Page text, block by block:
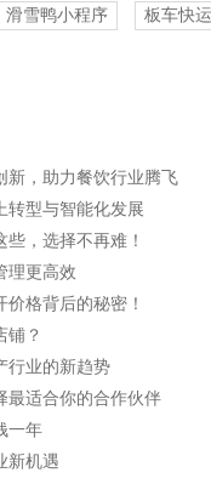
滑雪鸭小程序 板车快
新，助力餐饮行业腾飞
转型与智能化发展
，选择不再难！
理更高效
格背后的秘密！
铺？
业的新趋势
最适合你的合作伙伴
一年
新机遇